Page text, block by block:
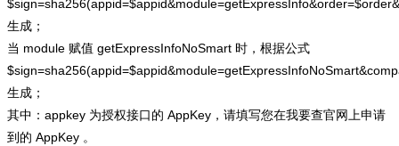
生成；
当 module 赋值 getExpressInfoNoSmart 时，根据公式
生成；
其中：appkey 为授权接口的 AppKey，请填写您在我要查官网上申请
到的 AppKey 。